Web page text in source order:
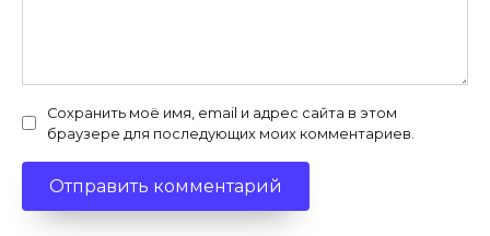
Сохранить моё имя, email и адрес сайта в этом
браузере для последующих моих комментариев.